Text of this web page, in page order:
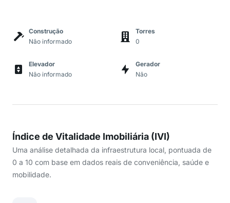
Construção
Não informado
Torres
0
Elevador
Não informado
Gerador
Não
Índice de Vitalidade Imobiliária (IVI)
Uma análise detalhada da infraestrutura local, pontuada de
0 a 10 com base em dados reais de conveniência, saúde e
mobilidade.